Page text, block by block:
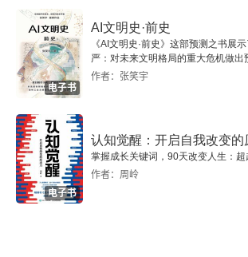
电子书
AI文明史·前史
《AI文明史·前史》这部预测之书展
严：对未来文明格局的重大危机做出
智慧的选择。
作者：张笑宇
电子书
认知觉醒：开启自我改变的
掌握成长关键词，90天改变人生：超
作者：周岭